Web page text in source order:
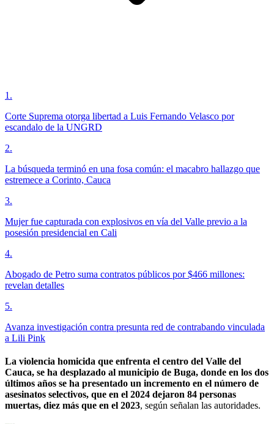
1 .
Corte Suprema otorga libertad a Luis Fernando Velasco por
escandalo de la UNGRD
2.
La búsqueda terminó en una fosa común: el macabro hallazgo que
estremece a Corinto, Cauca
3.
Mujer fue capturada con explosivos en vía del Valle previo a la
posesión presidencial en Cali
4.
Abogado de Petro suma contratos públicos por $466 millones:
revelan detalles
5.
Avanza investigación contra presunta red de contrabando vinculada
a Lili Pink
La violencia homicida que enfrenta el centro del Valle del
Cauca, se ha desplazado al municipio de Buga, donde en los dos
últimos años se ha presentado un incremento en el número de
asesinatos selectivos, que en el 2024 dejaron 84 personas
muertas, diez más que en el 2023, según señalan las autoridades.